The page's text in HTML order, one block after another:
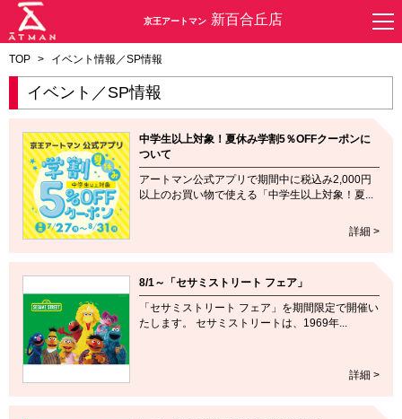
京王アートマン 新百合丘店
TOP > イベント情報／SP情報
イベント／SP情報
中学生以上対象！夏休み学割5％OFFクーポンに
ついて
アートマン公式アプリで期間中に税込み2,000円
以上のお買い物で使える「中学生以上対象！夏...
詳細 >
8/1～「セサミストリート フェア」
「セサミストリート フェア」を期間限定で開催い
たします。 セサミストリートは、1969年...
詳細 >